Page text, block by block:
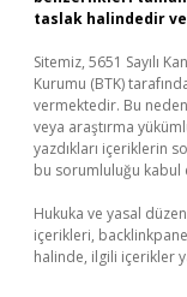
taslak halindedir
Sitemiz, 5651 Sayılı
Kurumu (BTK)
vermektedir. Bu
veya araştırma
yazdıkları içeriklerin
bu sorumluluğu kabul
Hukuka ve yasal
içerikleri,
halinde, ilgili içerikler